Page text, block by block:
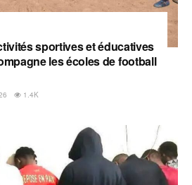
sportives et éducatives
les écoles de football
1.4K